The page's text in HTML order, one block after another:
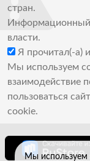
стран.
Информационный
власти.
Я прочитал(-а)
Мы используем
взаимодействие
пользоваться
cookie.
Мы используем